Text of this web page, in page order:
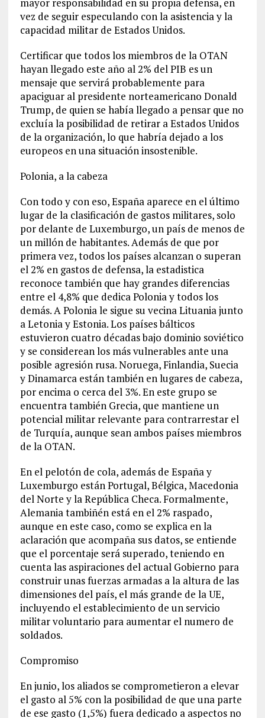
vez de seguir especulando con la asistencia y la
capacidad militar de Estados Unidos.
Certificar que todos los miembros de la OTAN
hayan llegado este año al 2% del PIB es un
mensaje que servirá probablemente para
apaciguar al presidente norteamericano Donald
Trump, de quien se había llegado a pensar que no
excluía la posibilidad de retirar a Estados Unidos
de la organización, lo que habría dejado a los
europeos en una situación insostenible.
Polonia, a la cabeza
Con todo y con eso, España aparece en el último
lugar de la clasificación de gastos militares, solo
por delante de Luxemburgo, un país de menos de
un millón de habitantes. Además de que por
primera vez, todos los países alcanzan o superan
el 2% en gastos de defensa, la estadistica
reconoce también que hay grandes diferencias
entre el 4,8% que dedica Polonia y todos los
demás. A Polonia le sigue su vecina Lituania junto
a Letonia y Estonia. Los países bálticos
estuvieron cuatro décadas bajo dominio soviético
y se considerean los más vulnerables ante una
posible agresión rusa. Noruega, Finlandia, Suecia
y Dinamarca están también en lugares de cabeza,
por encima o cerca del 3%. En este grupo se
encuentra también Grecia, que mantiene un
potencial militar relevante para contrarrestar el
de Turquía, aunque sean ambos países miembros
de la OTAN.
En el pelotón de cola, además de España y
Luxemburgo están Portugal, Bélgica, Macedonia
del Norte y la República Checa. Formalmente,
Alemania tambiñén está en el 2% raspado,
aunque en este caso, como se explica en la
aclaración que acompaña sus datos, se entiende
que el porcentaje será superado, teniendo en
cuenta las aspiraciones del actual Gobierno para
construir unas fuerzas armadas a la altura de las
dimensiones del país, el más grande de la UE,
incluyendo el establecimiento de un servicio
militar voluntario para aumentar el numero de
soldados.
Compromiso
En junio, los aliados se comprometieron a elevar
el gasto al 5% con la posibilidad de que una parte
de ese gasto (1,5%) fuera dedicado a aspectos no